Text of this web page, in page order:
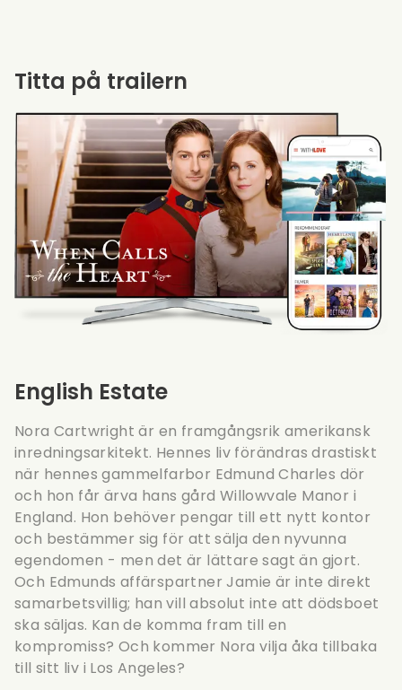
English Estate
Nora Cartwright är en framgångsrik amerikansk
inredningsarkitekt. Hennes liv förändras drastiskt
när hennes gammelfarbor Edmund Charles dör
och hon får ärva hans gård Willowvale Manor i
England. Hon behöver pengar till ett nytt kontor
och bestämmer sig för att sälja den nyvunna
egendomen - men det är lättare sagt än gjort.
Och Edmunds affärspartner Jamie är inte direkt
samarbetsvillig; han vill absolut inte att dödsboet
ska säljas. Kan de komma fram till en
kompromiss? Och kommer Nora vilja åka tillbaka
till sitt liv i Los Angeles?
Titta på trailern